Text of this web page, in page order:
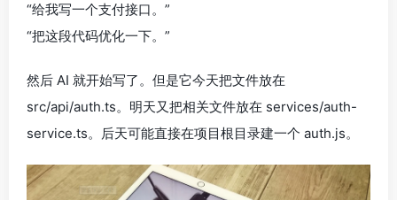
“给我写一个支付接口。”
“把这段代码优化一下。”
然后 AI 就开始写了。但是它今天把文件放在
src/api/auth.ts。明天又把相关文件放在 services/auth-
service.ts。后天可能直接在项目根目录建一个 auth.js。